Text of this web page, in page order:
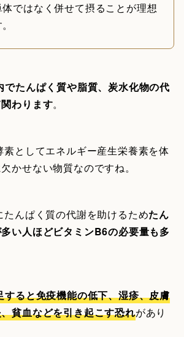
ではなく併せて摂ることが理想
でたんぱく質や脂質、炭水化物の代
わります。
素としてエネルギー産生栄養素を体
かせない物質なのですね。
たんぱく質の代謝を助けるためたん
い人ほどビタミンB6の必要量も多
ると免疫機能の低下、湿疹、皮膚
貧血などを引き起こす恐れがあり